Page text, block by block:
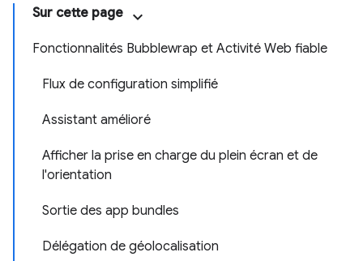
Sur cette page
Fonctionnalités Bubblewrap et Activité Web fiable
Flux de configuration simplifié
Assistant amélioré
Afficher la prise en charge du plein écran et de
l'orientation
Sortie des app bundles
Délégation de géolocalisation